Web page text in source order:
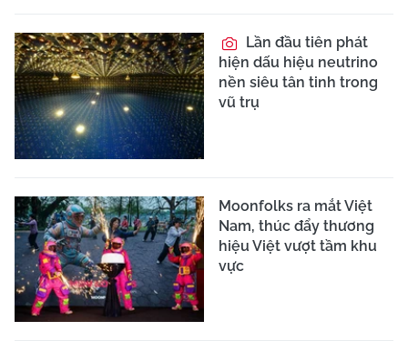
Lần đầu tiên phát
hiện dấu hiệu neutrino
nền siêu tân tinh trong
vũ trụ
Moonfolks ra mắt Việt
Nam, thúc đẩy thương
hiệu Việt vượt tầm khu
vực